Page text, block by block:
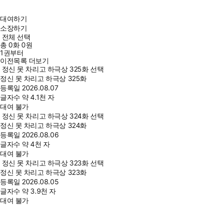
대여하기
소장하기
전체 선택
총0화0원
1권부터
이전목록 더보기
정신 못 차리고 하극상 325화 선택
정신 못 차리고 하극상 325화
등록일 2026.08.07
글자수 약 4.1천 자
대여 불가
정신 못 차리고 하극상 324화 선택
정신 못 차리고 하극상 324화
등록일 2026.08.06
글자수 약 4천 자
대여 불가
정신 못 차리고 하극상 323화 선택
정신 못 차리고 하극상 323화
등록일 2026.08.05
글자수 약 3.9천 자
대여 불가